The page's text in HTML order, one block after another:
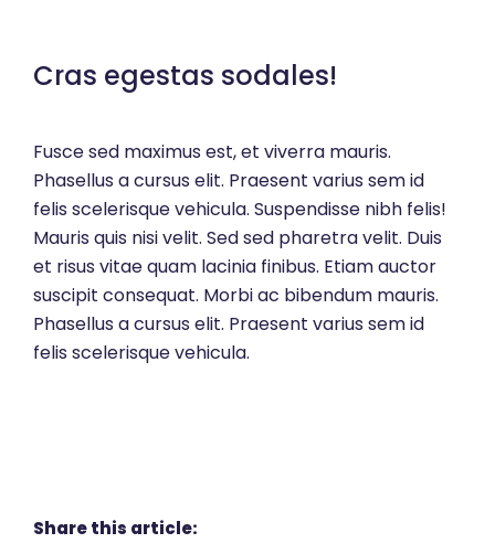
Cras egestas sodales!
Fusce sed maximus est, et viverra mauris.
Phasellus a cursus elit. Praesent varius sem id
felis scelerisque vehicula. Suspendisse nibh felis!
Mauris quis nisi velit. Sed sed pharetra velit. Duis
et risus vitae quam lacinia finibus. Etiam auctor
suscipit consequat. Morbi ac bibendum mauris.
Phasellus a cursus elit. Praesent varius sem id
felis scelerisque vehicula.
Share this article: